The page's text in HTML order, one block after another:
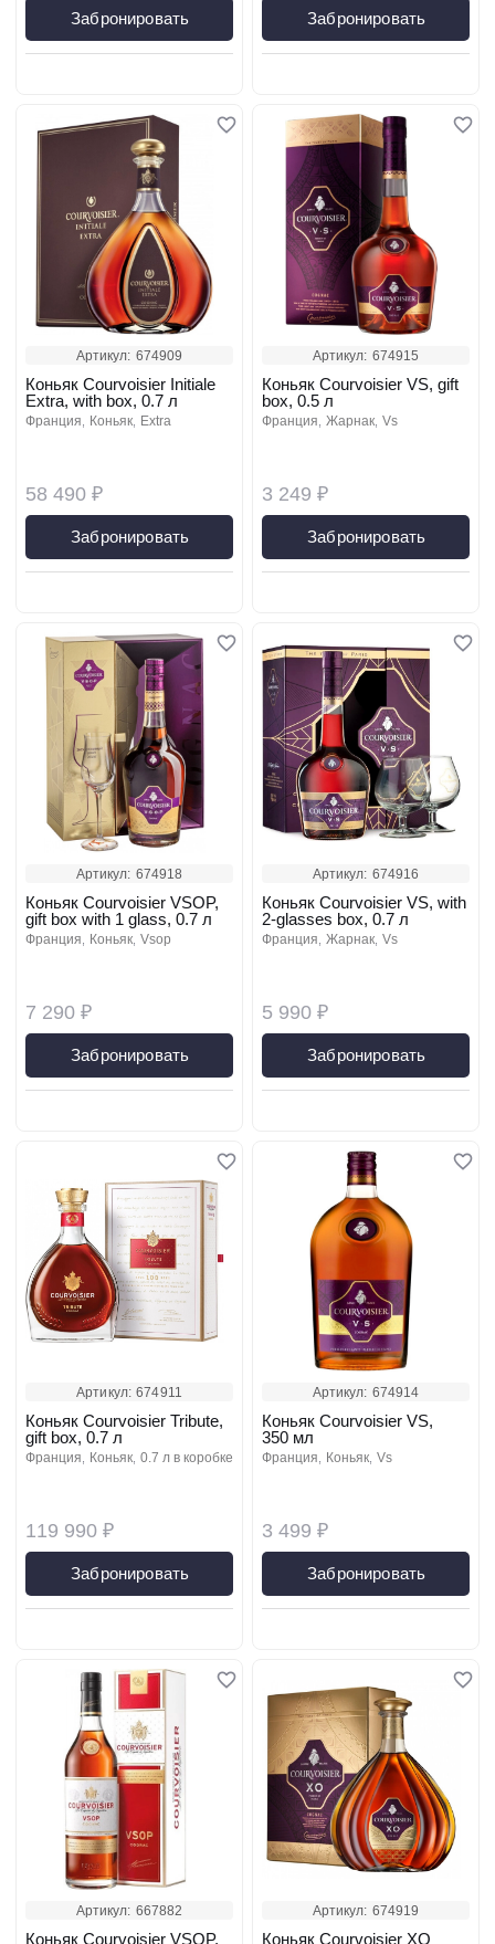
Забронировать Забронировать
Артикул: 674909
58 490 ₽
Коньяк Courvoisier Initiale
Extra, with box, 0.7 л
франция коньяк extra
Забронировать
Артикул: 674915
3 249 ₽
Коньяк Courvoisier VS, gift
box, 0.5 л
франция жарнак vs
Забронировать
Артикул: 674918
7 290 ₽
Коньяк Courvoisier VSOP,
gift box with 1 glass, 0.7 л
франция коньяк vsop
Забронировать
Артикул: 674916
5 990 ₽
Коньяк Courvoisier VS, with
2-glasses box, 0.7 л
франция жарнак vs
Забронировать
Артикул: 674911
119 990 ₽
Коньяк Courvoisier Tribute,
gift box, 0.7 л
франция коньяк 0.7 л в коробке
Забронировать
Артикул: 674914
3 499 ₽
Коньяк Courvoisier VS,
350 мл
франция коньяк vs
Забронировать
Артикул: 667882
Коньяк Courvoisier VSOP,
Артикул: 674919
Коньяк Courvoisier XO